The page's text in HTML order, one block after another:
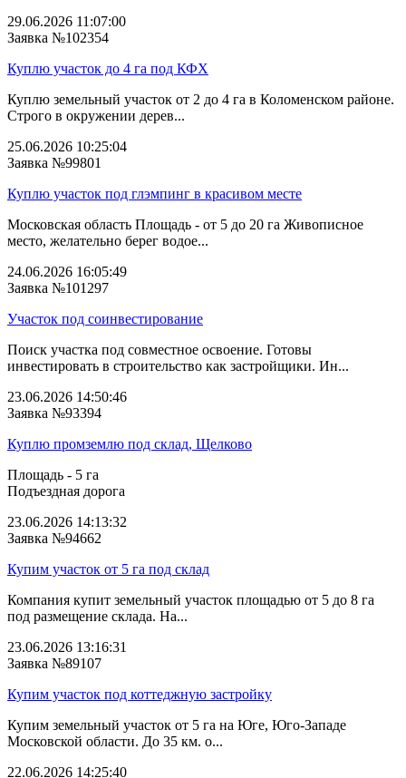
29.06.2026 11:07:00
Заявка №102354
Куплю участок до 4 га под КФХ
Куплю земельный участок от 2 до 4 га в Коломенском районе.
Строго в окружении дерев...
25.06.2026 10:25:04
Заявка №99801
Куплю участок под глэмпинг в красивом месте
Московская область Площадь - от 5 до 20 га Живописное
место, желательно берег водое...
24.06.2026 16:05:49
Заявка №101297
Участок под соинвестирование
Поиск участка под совместное освоение. Готовы
инвестировать в строительство как застройщики. Ин...
23.06.2026 14:50:46
Заявка №93394
Куплю промземлю под склад, Щелково
Площадь - 5 га
Подъездная дорога
23.06.2026 14:13:32
Заявка №94662
Купим участок от 5 га под склад
Компания купит земельный участок площадью от 5 до 8 га
под размещение склада. На...
23.06.2026 13:16:31
Заявка №89107
Купим участок под коттеджную застройку
Купим земельный участок от 5 га на Юге, Юго-Западе
Московской области. До 35 км. о...
22.06.2026 14:25:40